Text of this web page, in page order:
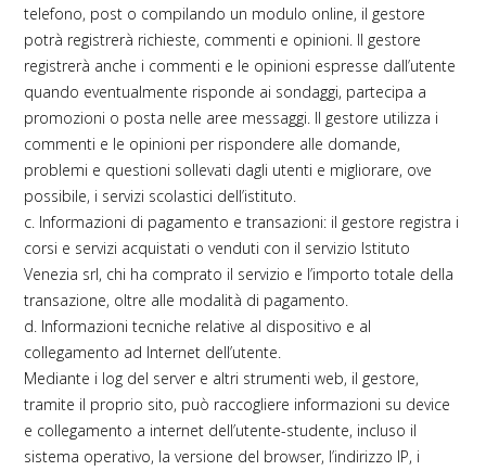
telefono, post o compilando un modulo online, il gestore
potrà registrerà richieste, commenti e opinioni. Il gestore
registrerà anche i commenti e le opinioni espresse dall’utente
quando eventualmente risponde ai sondaggi, partecipa a
promozioni o posta nelle aree messaggi. Il gestore utilizza i
commenti e le opinioni per rispondere alle domande,
problemi e questioni sollevati dagli utenti e migliorare, ove
possibile, i servizi scolastici dell’istituto.
c. Informazioni di pagamento e transazioni: il gestore registra i
corsi e servizi acquistati o venduti con il servizio Istituto
Venezia srl, chi ha comprato il servizio e l’importo totale della
transazione, oltre alle modalità di pagamento.
d. Informazioni tecniche relative al dispositivo e al
collegamento ad Internet dell’utente.
Mediante i log del server e altri strumenti web, il gestore,
tramite il proprio sito, può raccogliere informazioni su device
e collegamento a internet dell’utente-studente, incluso il
sistema operativo, la versione del browser, l’indirizzo IP, i